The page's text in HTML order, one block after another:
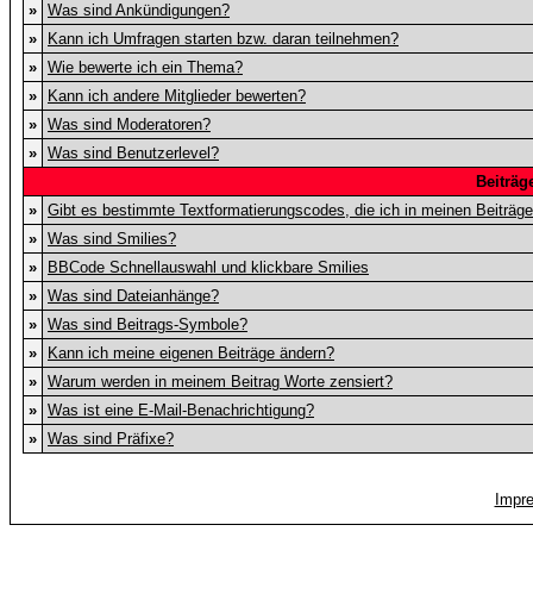
» Was sind Ankündigungen?
»
Kann ich Umfragen starten bzw. daran teilnehmen?
» Wie bewerte ich ein Thema?
»
Kann ich andere Mitglieder bewerten?
» Was sind Moderatoren?
» Was sind Benutzerlevel?
» Gibt es bestimmte Textformatierungscodes, die ich in meinen
» Was sind Smilies?
»
BBCode Schnellauswahl und klickbare Smilies
» Was sind Dateianhänge?
» Was sind Beitrags-Symbole?
»
Kann ich meine eigenen Beiträge ändern?
» Warum werden in meinem Beitrag Worte zensiert?
» Was ist eine E-Mail-Benachrichtigung?
» Was sind Präfixe?